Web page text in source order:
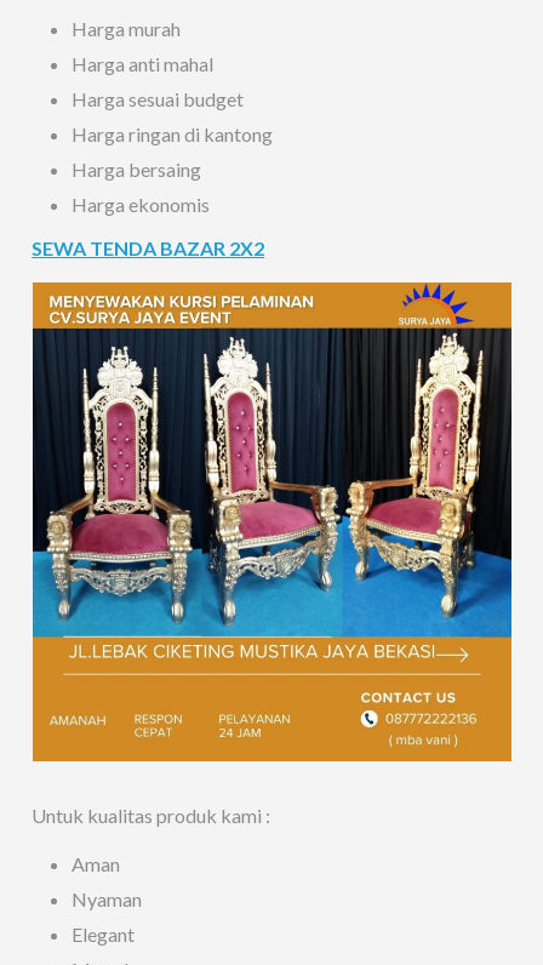
Harga murah
Harga anti mahal
Harga sesuai budget
Harga ringan di kantong
Harga bersaing
Harga ekonomis
SEWA TENDA BAZAR 2X2
Untuk kualitas produk kami :
Aman
Nyaman
Elegant